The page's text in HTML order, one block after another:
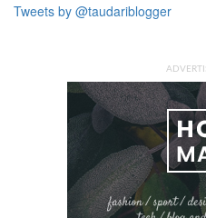
Tweets by @taudariblogger